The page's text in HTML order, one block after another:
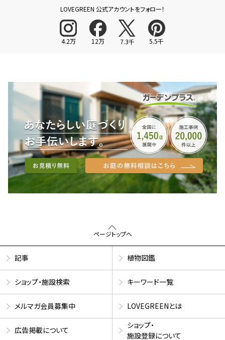
LOVEGREEN 公式アカウントをフォロー！
4.2万 12万 7.3千 5.5千
ページトップへ
記事 植物図鑑
ショップ・施設検索 キーワード一覧
メルマガ会員募集中 LOVEGREENとは
広告掲載について
ショップ・
施設登録について